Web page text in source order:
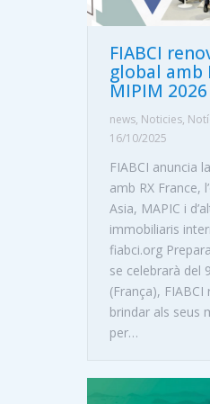
FIABCI
global amb
MIPIM 2026
news, Noticies,
16/10/2025
FIABCI anuncia
amb RX France,
Asia, MAPIC i
immobiliaris
fiabci.org
se celebrarà del
(França),
brindar als seus
per…